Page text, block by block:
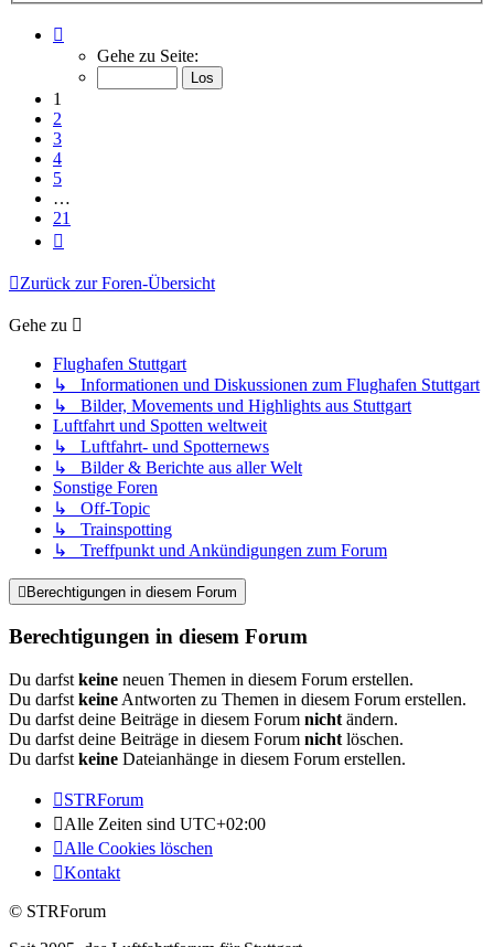
von
Gehe zu Seite:
1
2
3
4
5
…
21
Zurück zur Foren-Übersicht
Gehe zu
Flughafen Stuttgart
↳ Informationen und Diskussionen zum Flughafen Stuttgart
↳ Bilder, Movements und Highlights aus Stuttgart
Luftfahrt und Spotten weltweit
↳ Luftfahrt- und Spotternews
↳ Bilder & Berichte aus aller Welt
Sonstige Foren
↳ Off-Topic
↳ Trainspotting
↳ Treffpunkt und Ankündigungen zum Forum
Berechtigungen in diesem Forum
Berechtigungen in diesem Forum
Du darfst keine neuen Themen in diesem Forum erstellen.
Du darfst keine Antworten zu Themen in diesem Forum erstellen.
Du darfst deine Beiträge in diesem Forum nicht ändern.
Du darfst deine Beiträge in diesem Forum nicht löschen.
Du darfst keine Dateianhänge in diesem Forum erstellen.
STRForum
Alle Zeiten sind UTC+02:00
Alle Cookies löschen
Kontakt
© STRForum